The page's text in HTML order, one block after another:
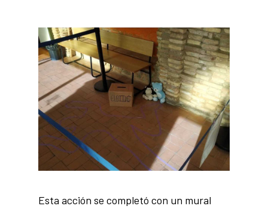
Esta acción se completó con un mural